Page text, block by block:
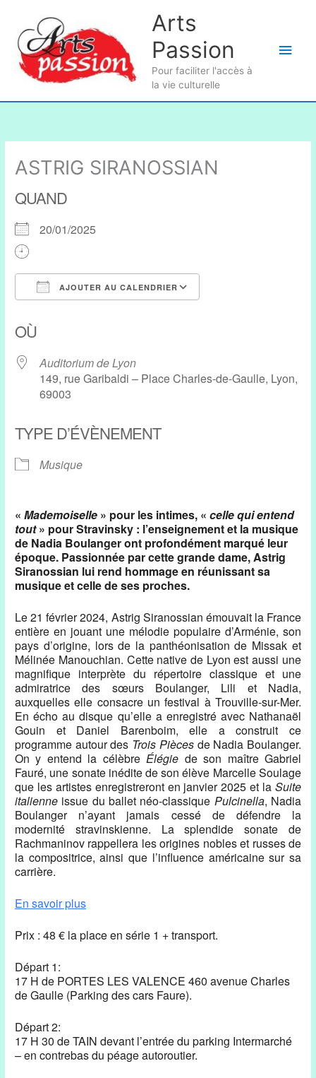
contenu
Arts
Passion
Pour faciliter l'accès à
la vie culturelle
ASTRIG SIRANOSSIAN
QUAND
20/01/2025
AJOUTER AU CALENDRIER
OÙ
Auditorium de Lyon
149, rue Garibaldi – Place Charles-de-Gaulle, Lyon,
69003
TYPE D’ÉVÈNEMENT
Musique
«Mademoiselle » pour les intimes, «celle qui entend
tout» pour Stravinsky : l’enseignement et la musique
de Nadia Boulanger ont profondément marqué leur
époque. Passionnée par cette grande dame, Astrig
Siranossian lui rend hommage en réunissant sa
musique et celle de ses proches.
Le 21 février 2024, Astrig Siranossian émouvait la France
entière en jouant une mélodie populaire d’Arménie, son
pays d’origine, lors de la panthéonisation de Missak et
Mélinée Manouchian. Cette native de Lyon est aussi une
magnifique interprète du répertoire classique et une
admiratrice des sœurs Boulanger, Lili et Nadia,
auxquelles elle consacre un festival à Trouville-sur-Mer.
En écho au disque qu’elle a enregistré avec Nathanaël
Gouin et Daniel Barenboim, elle a construit ce
programme autour des Trois Pièces de Nadia Boulanger.
On y entend la célèbreÉlégie de son maître Gabriel
Fauré, une sonate inédite de son élève Marcelle Soulage
que les artistes enregistreront en janvier 2025 et la Suite
italienne issue du ballet néo-classique Pulcinella, Nadia
Boulanger n’ayant jamais cessé de défendre la
modernité stravinskienne. La splendide sonate de
Rachmaninov rappellera les origines nobles et russes de
la compositrice, ainsi que l’influence américaine sur sa
carrière.
En savoir plus
Prix : 48 € la place en série 1 + transport.
Départ 1:
17 H de PORTES LES VALENCE 460 avenue Charles
de Gaulle (Parking des cars Faure).
Départ 2:
17 H 30 de TAIN devant l’entrée du parking Intermarché
– en contrebas du péage autoroutier.